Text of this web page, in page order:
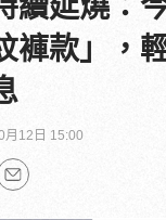
續延燒：
褲款」，
月12日 15:00